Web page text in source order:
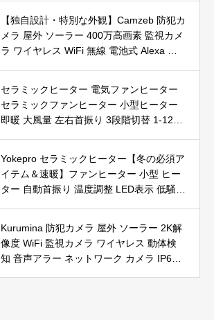
【独自設計・特別な外観】Camzeb 防犯カ
メラ 屋外 ソーラー 400万高画素 監視カメ
ラ ワイヤレス WiFi 無線 電池式 Alexa 赤
録画 IP66防水 遠隔操作
セラミックヒーター 電気ファンヒーター
セラミックファンヒーター 小型ヒーター
即暖 大風量 左右首振り 3段階切替 1-12時
SE認証済 暖房器具
Yokepro セラミックヒーター【冬の必須ア
イテム＆速暖】ファンヒーター 小型 ヒー
ター 自動首振り 温度調整 LED表示 低騒音
護【タイマー機能】【リモコン付き】 持
ち運び便利 電気ヒーター 脱衣所 足元 ト
イレ オフィス キッチン リビング 寝室 書
斎 日本語説明書付 ブラック
Kurumina 防犯カメラ 屋外 ソーラー 2K解
像度 WiFi 監視カメラ ワイヤレス 動体検
知 音声アラー ネットワーク カメラ IP65